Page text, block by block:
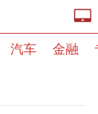
汽车 金融